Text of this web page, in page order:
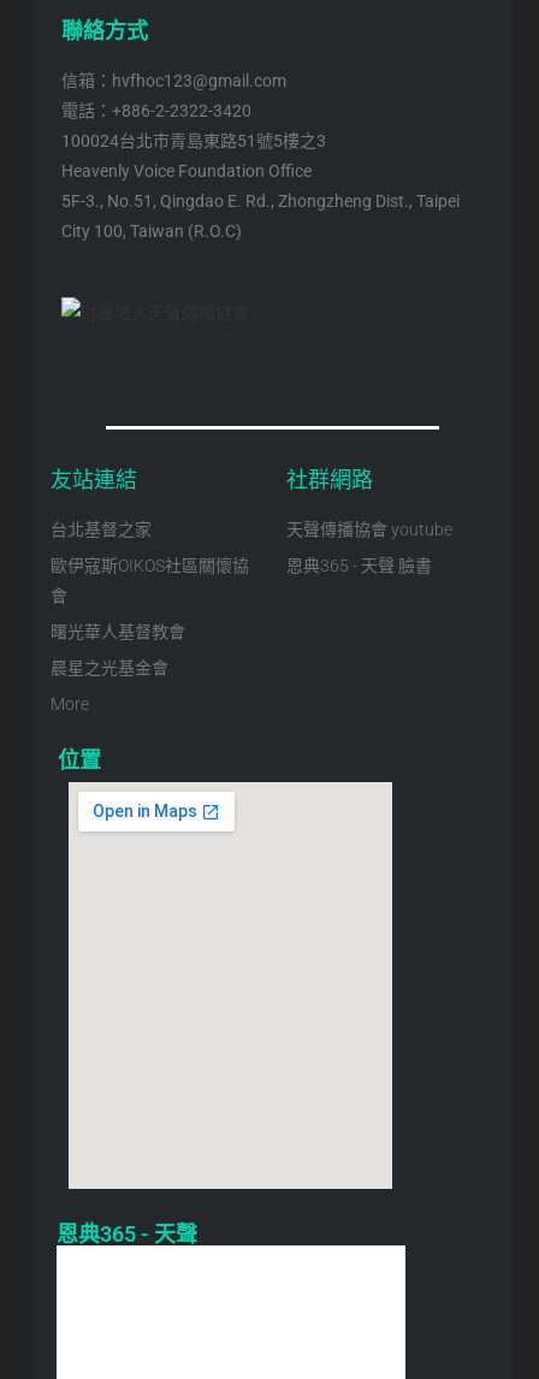
聯絡方式
信箱：hvfhoc123@gmail.com
電話：+886-2-2322-3420
100024台北市青島東路51號5樓之3
Heavenly Voice Foundation Office
5F-3., No.51, Qingdao E. Rd., Zhongzheng Dist., Taipei
City 100, Taiwan (R.O.C)
友站連結
台北基督之家
歐伊寇斯OIKOS社區關懷協
會
曙光華人基督教會
晨星之光基金會
More
社群網路
天聲傳播協會 youtube
恩典365 - 天聲 臉書
位置
恩典365 - 天聲